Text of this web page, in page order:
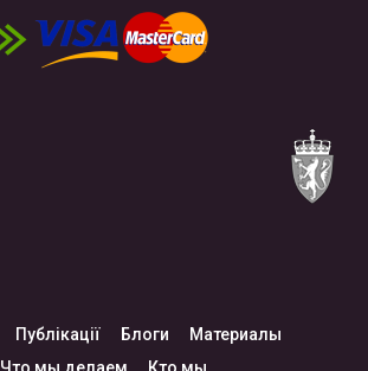
Публікації Блоги
Материалы